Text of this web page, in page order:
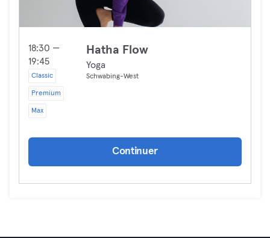
18:30 —
19:45
Classic
Premium
Max
Hatha Flow
Yoga
Schwabing-West
Continuer